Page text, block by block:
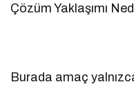
Çözüm Yaklaşımı
Burada amaç